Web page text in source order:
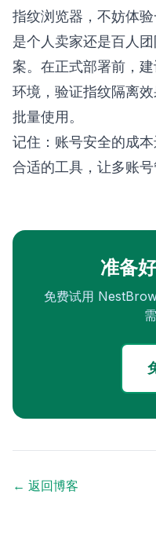
指纹浏览器，不妨体
是个人卖家还是百人
案。在正式部署前，
环境，验证指纹隔离
批量使用。
记住：账号安全的成
合适的工具，让多账号
准备
免费试用
← 返回博客